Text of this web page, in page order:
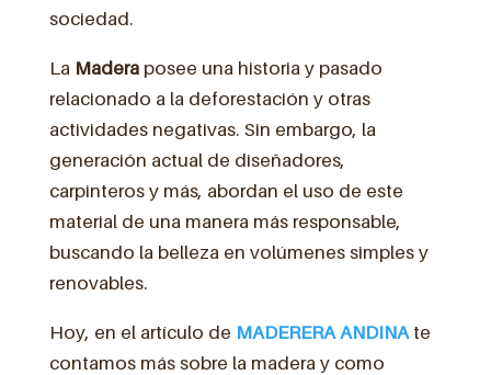
sociedad.
La Madera posee una historia y pasado
relacionado a la deforestación y otras
actividades negativas. Sin embargo, la
generación actual de diseñadores,
carpinteros y más, abordan el uso de este
material de una manera más responsable,
buscando la belleza en volúmenes simples y
renovables.
Hoy, en el artículo de MADERERA ANDINA te
contamos más sobre la madera y como